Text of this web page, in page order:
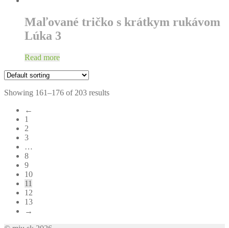
Maľované tričko s krátkym rukávom
Lúka 3
Read more
Showing 161–176 of 203 results
←
1
2
3
…
8
9
10
11
12
13
→